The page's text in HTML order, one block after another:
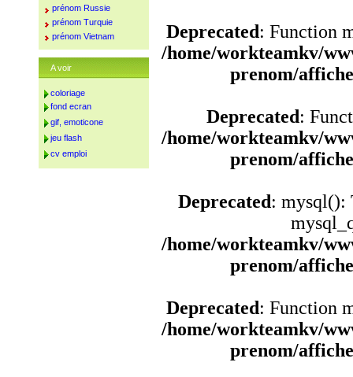
Deprecated: Function
/home/workteamkv/
prenom/
Deprecated:
/home/workteamkv/
prenom/
Deprecated: mysql():
/home/workteamkv/
prenom/
Deprecated: Function
/home/workteamkv/
prenom/
prénom Russie
prénom Turquie
prénom Vietnam
A voir
coloriage
fond ecran
gif, emoticone
jeu flash
cv emploi